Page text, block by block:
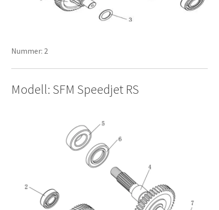
Nummer: 2
Modell: SFM Speedjet RS